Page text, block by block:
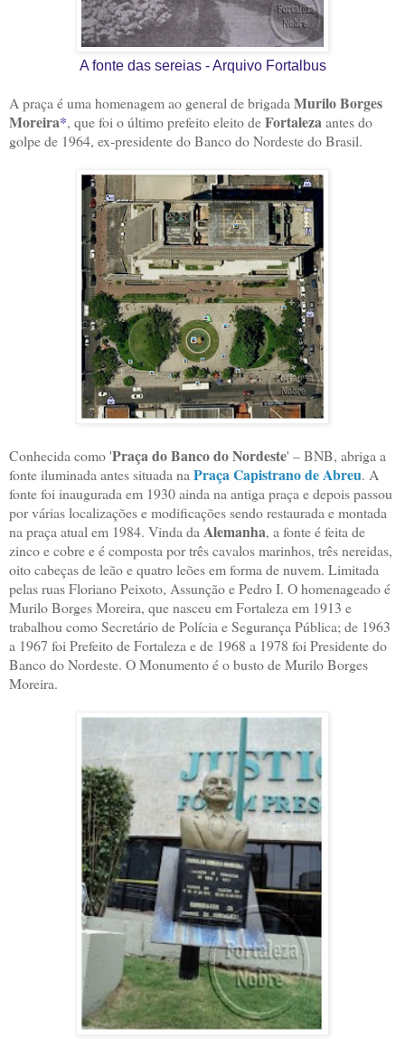
A fonte das sereias - Arquivo Fortalbus
A praça é uma homenagem ao general de brigada Murilo Borges
Moreira*, que foi o último prefeito eleito deFortaleza antes do
golpe de 1964, ex-presidente do Banco do Nordeste do Brasil.
Conhecida como 'Praça do Banco do Nordeste' – BNB, abriga a
fonte iluminada antes situada na Praça Capistrano de Abreu. A
fonte foi inaugurada em 1930 ainda na antiga praça e depois passou
por várias localizações e modificações sendo restaurada e montada
na praça atual em 1984. Vinda da Alemanha, a fonte é feita de
zinco e cobre e é composta por três cavalos marinhos, três nereidas,
oito cabeças de leão e quatro leões em forma de nuvem. Limitada
pelas ruas Floriano Peixoto, Assunção e Pedro I. O homenageado é
Murilo Borges Moreira, que nasceu em Fortaleza em 1913 e
trabalhou como Secretário de Polícia e Segurança Pública; de 1963
a 1967 foi Prefeito de Fortaleza e de 1968 a 1978 foi Presidente do
Banco do Nordeste. O Monumento é o busto de Murilo Borges
Moreira.